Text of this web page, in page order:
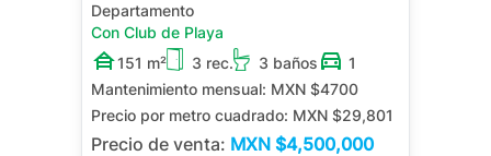
Departamento
Con Club de Playa
151 m²
3 rec. 3 baños
1
Mantenimiento mensual: MXN $4700
Precio por metro cuadrado: MXN $29,801
Precio de venta: MXN $4,500,000